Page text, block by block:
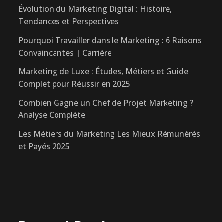
Évolution du Marketing Digital : Histoire,
Tendances et Perspectives
Pourquoi Travailler dans le Marketing : 6 Raisons
Convaincantes | Carrière
Marketing de Luxe : Études, Métiers et Guide
Complet pour Réussir en 2025
Combien Gagne un Chef de Projet Marketing ?
Analyse Complète
Les Métiers du Marketing Les Mieux Rémunérés
et Payés 2025